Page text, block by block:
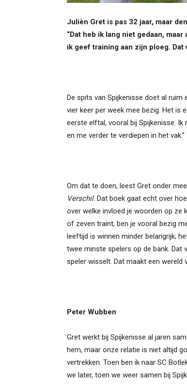
Julièn Gret is pas 32 jaar, maar
“Dat heb ik lang niet gedaan,
ik geef training aan zijn ploeg.
De spits van Spijkenisse doet al
vier keer per week mee bezig. Het is
eerste elftal, vooral bij Spijkenisse.
en me verder te verdiepen in het vak.”
Om dat te doen, leest Gret onder
Verschil. Dat boek gaat echt over
over welke invloed je woorden op ze
of zeven traint, ben je vooral bezig
leeftijd is winnen minder belangrijk;
twee minste spelers op de bank. Dat
speler wisselt. Dat maakt een wereld
Peter Wubben
Gret werkt bij Spijkenisse al jaren
hem, maar onze relatie is niet altijd
vertrekken. Toen ben ik naar SC
we later, toen we weer samen bij